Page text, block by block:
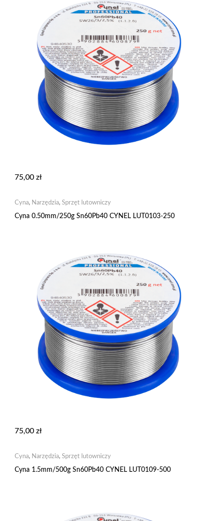
75,00 zł
Cyna, Narzędzia, Sprzęt lutowniczy
Cyna 0.50mm/250g Sn60Pb40 CYNEL LUT0103-250
75,00 zł
Cyna, Narzędzia, Sprzęt lutowniczy
Cyna 1.5mm/500g Sn60Pb40 CYNEL LUT0109-500